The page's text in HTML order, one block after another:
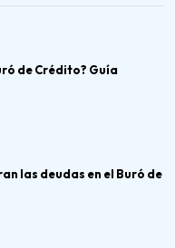
de Crédito? Guía
las deudas en el Buró de